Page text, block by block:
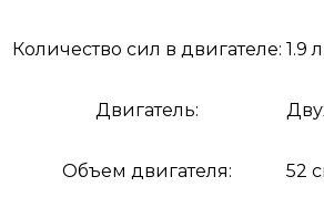
Количество сил в двигателе: 1.9
Двигатель:
Объем двигателя: 52